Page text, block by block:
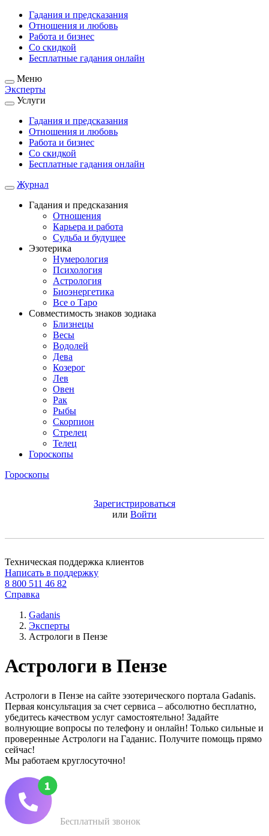
Гадания и предсказания
Отношения и любовь
Работа и бизнес
Со скидкой
Бесплатные гадания онлайн
Меню
Эксперты
Услуги
Гадания и предсказания
Отношения и любовь
Работа и бизнес
Со скидкой
Бесплатные гадания онлайн
Журнал
Гадания и предсказания
Отношения
Карьера и работа
Cудьба и будущее
Эзотерика
Нумерология
Психология
Астрология
Биоэнергетика
Все о Таро
Совместимость знаков зодиака
Близнецы
Весы
Водолей
Дева
Козерог
Лев
Овен
Рак
Рыбы
Скорпион
Стрелец
Телец
Гороскопы
Гороскопы
Зарегистрироваться
или Войти
Техническая поддержка клиентов
Написать в поддержку
8 800 511 46 82
Справка
Gadanis
Эксперты
Астрологи в Пензе
Астрологи в Пензе
Астрологи в Пензе на сайте эзотерического портала Gadanis.
Первая консультация за счет сервиса – абсолютно бесплатно,
убедитесь качеством услуг самостоятельно! Задайте
волнующие вопросы по телефону и онлайн! Только сильные и
проверенные Астрологи на Гаданис. Получите помощь прямо
сейчас!
Мы работаем круглосуточно!
Бесплатный звонок